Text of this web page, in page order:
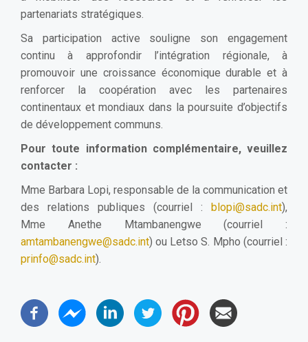
partenariats stratégiques.
Sa participation active souligne son engagement
continu à approfondir l’intégration régionale, à
promouvoir une croissance économique durable et à
renforcer la coopération avec les partenaires
continentaux et mondiaux dans la poursuite d’objectifs
de développement communs.
Pour toute information complémentaire, veuillez
contacter :
Mme Barbara Lopi, responsable de la communication et
des relations publiques (courriel :
blopi@sadc.int),
Mme Anethe Mtambanengwe (courriel :
amtambanengwe@sadc.int) ou Letso S. Mpho (courriel :
prinfo@sadc.int).